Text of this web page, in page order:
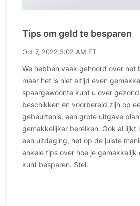
Tips om geld te besparen
Oct 7, 2022 3:02 AM ET
We hebben vaak gehoord over het
maar het is niet altijd even
spaargewoonte kunt u over
beschikken en voorbereid zijn op
gebeurtenis, een grote uitgave
gemakkelijker bereiken. Ook al lijkt
een uitdaging, het op de juiste
enkele tips over hoe je gemakkelijk
kunt besparen. Stel.